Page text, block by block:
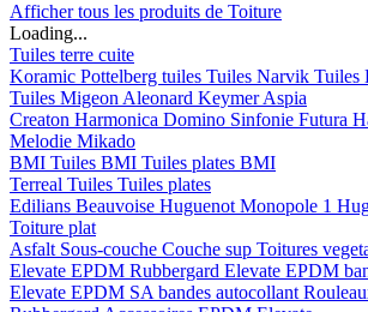
Afficher tous les produits de Toiture
Loading...
Tuiles terre cuite
Koramic Pottelberg tuiles Tuiles Narvik Tuiles
Tuiles Migeon Aleonard KeymerAspia
Creaton Harmonica Domino Sinfonie Futura
Melodie Mikado
BMI Tuiles BMI Tuiles plates BMI
Terreal Tuiles Tuiles plates
Edilians Beauvoise Huguenot Monopole 1
Toiture plat
Asfalt Sous-couche Couche sup Toitures
Elevate EPDM Rubbergard Elevate EPDM
Elevate EPDM SA bandes autocollant